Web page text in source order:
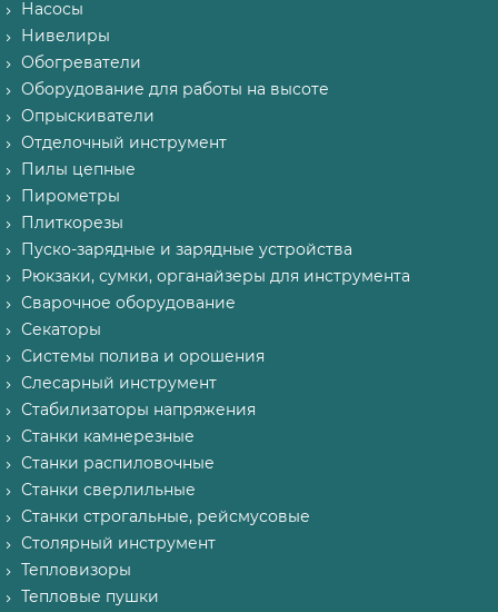
Насосы
Нивелиры
Обогреватели
Оборудование для работы на высоте
Опрыскиватели
Отделочный инструмент
Пилы цепные
Пирометры
Плиткорезы
Пуско-зарядные и зарядные устройства
Рюкзаки, сумки, органайзеры для инструмента
Сварочное оборудование
Секаторы
Системы полива и орошения
Слесарный инструмент
Стабилизаторы напряжения
Станки камнерезные
Станки распиловочные
Станки сверлильные
Станки строгальные, рейсмусовые
Столярный инструмент
Тепловизоры
Тепловые пушки